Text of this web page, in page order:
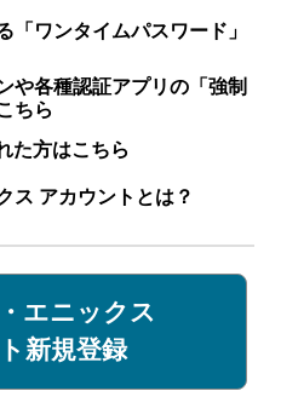
「ワンタイムパスワード」
や各種認証アプリの「強制
ちら
た方はこちら
ス アカウントとは？
エニックス
新規登録